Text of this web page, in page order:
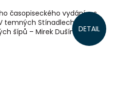
DETAIL
časopiseckého vydání – s
temných Stínadlech se cosi
šípů – Mirek Dušín, Jarka